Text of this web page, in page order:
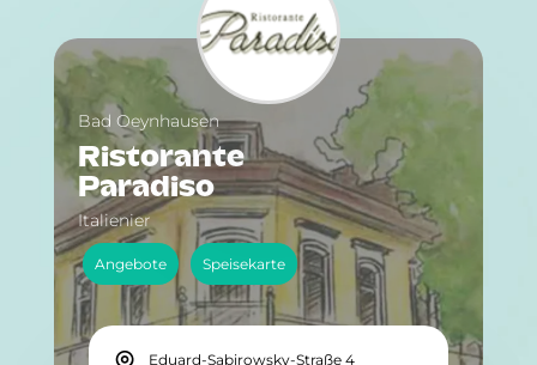
Bad Oeynhausen
Ristorante
Paradiso
Italienier
Angebote Speisekarte
Eduard-Sabirowsky-Straße 4